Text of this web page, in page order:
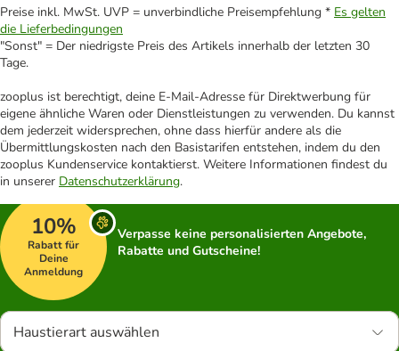
Preise inkl. MwSt. UVP = unverbindliche Preisempfehlung * Es gelten
die Lieferbedingungen
"Sonst" = Der niedrigste Preis des Artikels innerhalb der letzten 30
Tage.
zooplus ist berechtigt, deine E-Mail-Adresse für Direktwerbung für
eigene ähnliche Waren oder Dienstleistungen zu verwenden. Du kannst
dem jederzeit widersprechen, ohne dass hierfür andere als die
Übermittlungskosten nach den Basistarifen entstehen, indem du den
zooplus Kundenservice kontaktierst. Weitere Informationen findest du
in unserer Datenschutzerklärung.
10%
Rabatt für
Deine
Anmeldung
Verpasse keine personalisierten Angebote,
Rabatte und Gutscheine!
Haustierart auswählen